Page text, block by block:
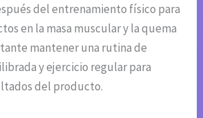
del entrenamiento físico para
en la masa muscular y la quema
mantener una rutina de
y ejercicio regular para
del producto.